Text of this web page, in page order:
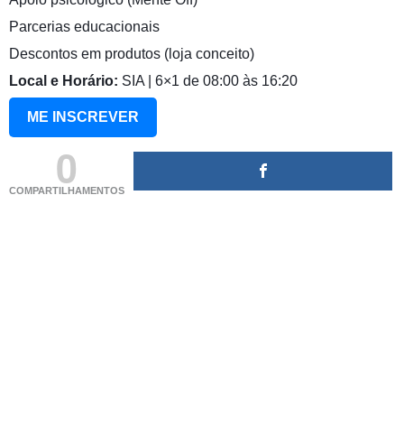
Parcerias educacionais
Descontos em produtos (loja conceito)
Local e Horário: SIA | 6×1 de 08:00 às 16:20
ME INSCREVER
0
COMPARTILHAMENTOS